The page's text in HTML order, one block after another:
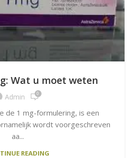
Wat u moet weten
Admin 0
de 1 mg-formulering, is een
wordt voorgeschreven
aa...
READING